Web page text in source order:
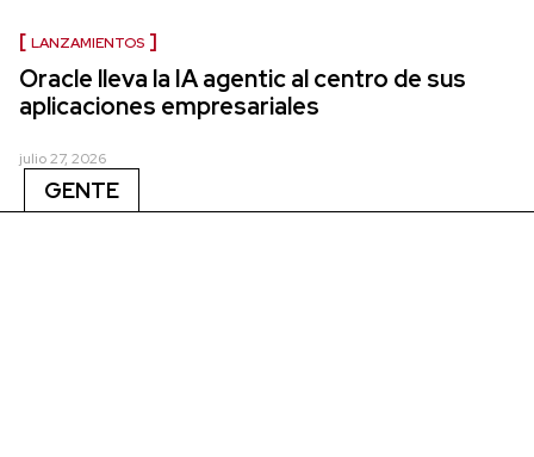
LANZAMIENTOS
Oracle lleva la IA agentic al centro de sus
aplicaciones empresariales
julio 27, 2026
GENTE